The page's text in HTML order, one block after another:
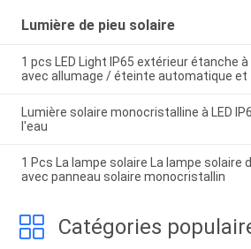
Lumière de pieu solaire
1 pcs LED Light IP65 extérieur étanche
avec allumage / éteinte automatique et
Lumière solaire monocristalline à LED
l'eau
1 Pcs La lampe solaire La lampe solaire
avec panneau solaire monocristallin
Catégories